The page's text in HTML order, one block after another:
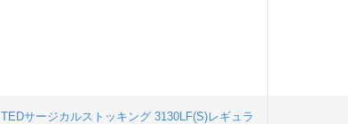
TEDサージカルストッキング 3130LF(S)レギュラ